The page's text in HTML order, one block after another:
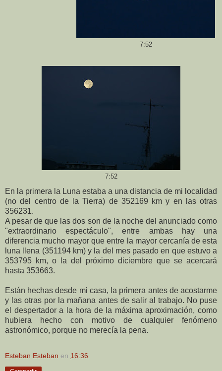
7:52
7:52
En la primera la Luna estaba a una distancia de mi localidad
(no del centro de la Tierra) de 352169 km y en las otras
356231.
A pesar de que las dos son de la noche del anunciado como
"extraordinario espectáculo", entre ambas hay una
diferencia mucho mayor que entre la mayor cercanía de esta
luna llena (351194 km) y la del mes pasado en que estuvo a
353795 km, o la del próximo diciembre que se acercará
hasta 353663.
Están hechas desde mi casa, la primera antes de acostarme
y las otras por la mañana antes de salir al trabajo. No puse
el despertador a la hora de la máxima aproximación, como
hubiera hecho con motivo de cualquier fenómeno
astronómico, porque no merecía la pena.
Esteban Esteban en 16:36